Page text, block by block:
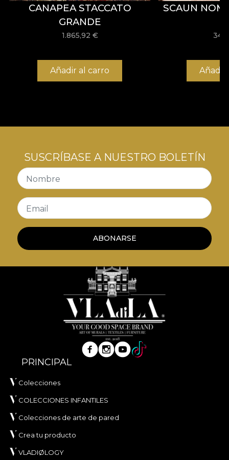
CANAPEA STACCATO
GRANDE
1.865,92 €
Añadir al carro
SCAUN
Añadir
SUSCRÍBASE A NUESTRO BOLETÍN
Nombre
Email
ABONARSE
PRINCIPAL
Colecciones
COLECCIONES INFANTILES
Colecciones de arte de pared
Crea tu producto
VLADIØLOGY